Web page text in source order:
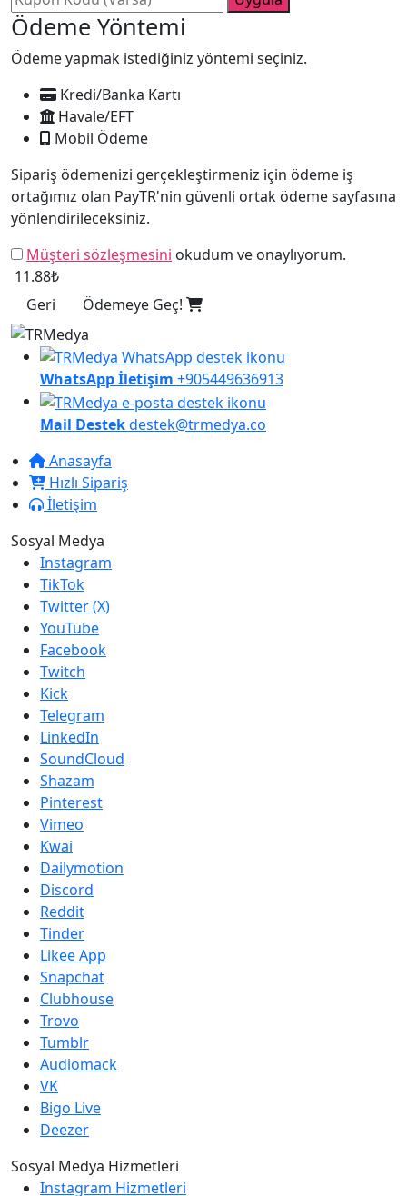
Ödeme Yöntemi
Ödeme yapmak istediğiniz yöntemi seçiniz.
Kredi/Banka Kartı
Havale/EFT
Mobil Ödeme
Sipariş ödemenizi gerçekleştirmeniz için ödeme iş
ortağımız olan PayTR'nin güvenli ortak ödeme sayfasına
yönlendirileceksiniz.
Müşteri sözleşmesini okudum ve onaylıyorum.
11.88₺
Geri
Ödemeye Geç!
WhatsApp İletişim +905449636913
Mail Destekdestek@trmedya.co
Anasayfa
Hızlı Sipariş
İletişim
Sosyal Medya
Instagram
TikTok
Twitter (X)
YouTube
Facebook
Twitch
Kick
Telegram
LinkedIn
SoundCloud
Shazam
Pinterest
Vimeo
Kwai
Dailymotion
Discord
Reddit
Tinder
Likee App
Snapchat
Clubhouse
Trovo
Tumblr
Audiomack
VK
Bigo Live
Deezer
Sosyal Medya Hizmetleri
Instagram Hizmetleri